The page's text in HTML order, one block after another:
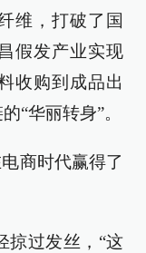
维，打破了国
假发产业实现
收购到成品出
“华丽转身”。
商时代赢得了
掠过发丝，“这